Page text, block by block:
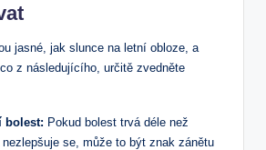
jasné, jak slunce na letní obloze, a
z následujícího, určitě zvedněte
bolest: Pokud bolest trvá déle než
se, může to být⁣ znak ​zánětu